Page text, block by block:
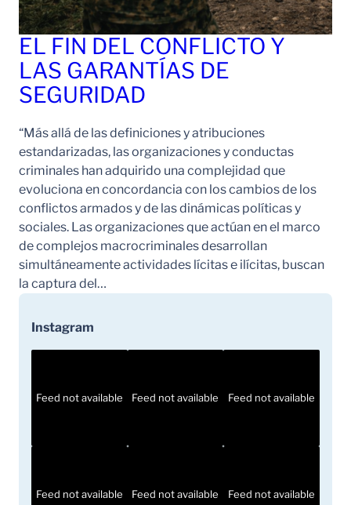
EL FIN DEL CONFLICTO Y
LAS GARANTÍAS DE
SEGURIDAD
“Más allá de las definiciones y atribuciones
estandarizadas, las organizaciones y conductas
criminales han adquirido una complejidad que
evoluciona en concordancia con los cambios de los
conflictos armados y de las dinámicas políticas y
sociales. Las organizaciones que actúan en el marco
de complejos macrocriminales desarrollan
simultáneamente actividades lícitas e ilícitas, buscan
la captura del…
Instagram
Feed not available Feed not available Feed not available
Feed not available Feed not available Feed not available